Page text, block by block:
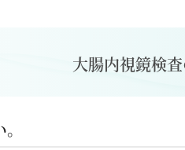
大腸内視鏡検